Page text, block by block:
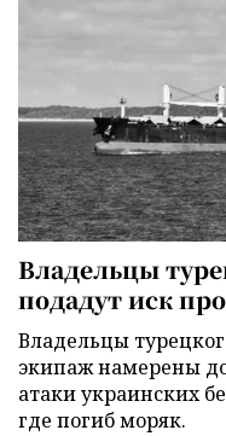
Владельцы
подадут иск
Владельцы
экипаж намерены
атаки украинских
где погиб моряк.